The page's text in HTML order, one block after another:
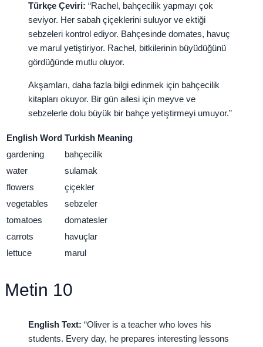
Türkçe Çeviri: “Rachel, bahçecilik yapmayı çok
seviyor. Her sabah çiçeklerini suluyor ve ektiği
sebzeleri kontrol ediyor. Bahçesinde domates, havuç
ve marul yetiştiriyor. Rachel, bitkilerinin büyüdüğünü
gördüğünde mutlu oluyor.
Akşamları, daha fazla bilgi edinmek için bahçecilik
kitapları okuyor. Bir gün ailesi için meyve ve
sebzelerle dolu büyük bir bahçe yetiştirmeyi umuyor.”
English Word Turkish Meaning
gardening
bahçecilik
water
sulamak
flowers
çiçekler
vegetables
sebzeler
tomatoes
domatesler
carrots
havuçlar
lettuce
marul
Metin 10
English Text: “Oliver is a teacher who loves his
students. Every day, he prepares interesting lessons